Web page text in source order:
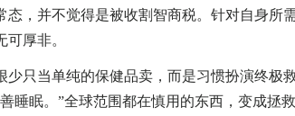
态，并不觉得是被收割智商税。针对自身所
厚非。
当单纯的保健品卖，而是习惯扮演终极救
睡眠。”全球范围都在慎用的东西，变成拯